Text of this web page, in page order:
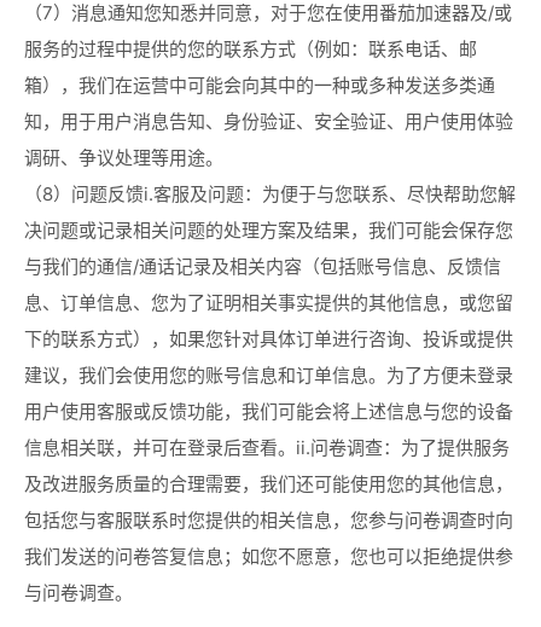
（7）消息通知您知悉并同意，对于您在使用番茄加速器及/或
服务的过程中提供的您的联系方式（例如：联系电话、邮
箱），我们在运营中可能会向其中的一种或多种发送多类通
知，用于用户消息告知、身份验证、安全验证、用户使用体验
调研、争议处理等用途。
（8）问题反馈i.客服及问题：为便于与您联系、尽快帮助您解
决问题或记录相关问题的处理方案及结果，我们可能会保存您
与我们的通信/通话记录及相关内容（包括账号信息、反馈信
息、订单信息、您为了证明相关事实提供的其他信息，或您留
下的联系方式），如果您针对具体订单进行咨询、投诉或提供
建议，我们会使用您的账号信息和订单信息。为了方便未登录
用户使用客服或反馈功能，我们可能会将上述信息与您的设备
信息相关联，并可在登录后查看。ii.问卷调查：为了提供服务
及改进服务质量的合理需要，我们还可能使用您的其他信息，
包括您与客服联系时您提供的相关信息，您参与问卷调查时向
我们发送的问卷答复信息；如您不愿意，您也可以拒绝提供参
与问卷调查。